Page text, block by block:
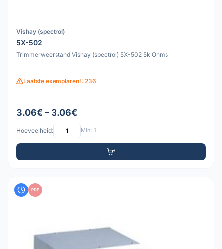
Vishay (spectrol)
5X-502
Trimmerweerstand Vishay (spectrol) 5X-502 5k Ohms
Laatste exemplaren!: 236
3.06€ – 3.06€
Hoeveelheid: Min: 1
PDF